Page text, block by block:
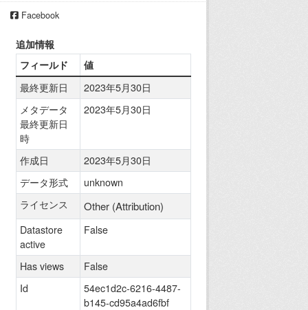
Facebook
追加情報
フィールド
値
最終更新日
2023年5月30日
メタデータ
最終更新日
時
2023年5月30日
作成日
2023年5月30日
データ形式
unknown
ライセンス
Other (Attribution)
Datastore
active
False
Has views
False
Id
54ec1d2c-6216-4487-
b145-cd95a4ad6fbf